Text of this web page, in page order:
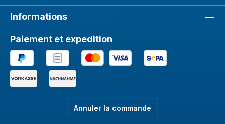
Informations
Paiement et expedition
Annuler la commande